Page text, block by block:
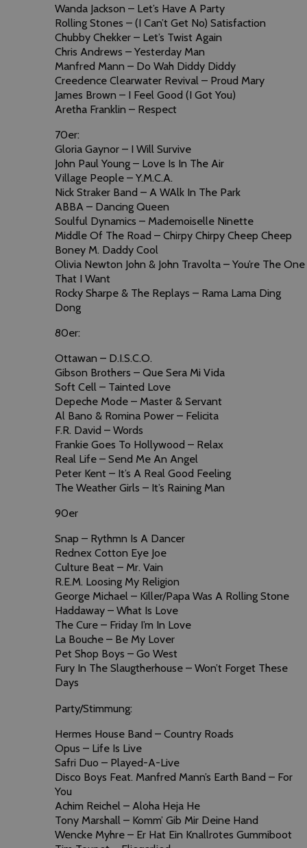
Wanda Jackson – Let’s Have A Party
Rolling Stones – (I Can’t Get No) Satisfaction
Chubby Chekker – Let’s Twist Again
Chris Andrews – Yesterday Man
Manfred Mann – Do Wah Diddy Diddy
Creedence Clearwater Revival – Proud Mary
James Brown – I Feel Good (I Got You)
Aretha Franklin – Respect
70er:
Gloria Gaynor – I Will Survive
John Paul Young – Love Is In The Air
Village People – Y.M.C.A.
Nick Straker Band – A WAlk In The Park
ABBA – Dancing Queen
Soulful Dynamics – Mademoiselle Ninette
Middle Of The Road – Chirpy Chirpy Cheep Cheep
Boney M. Daddy Cool
Olivia Newton John & John Travolta – You’re The One
That I Want
Rocky Sharpe & The Replays – Rama Lama Ding
Dong
80er:
Ottawan – D.I.S.C.O.
Gibson Brothers – Que Sera Mi Vida
Soft Cell – Tainted Love
Depeche Mode – Master & Servant
Al Bano & Romina Power – Felicita
F.R. David – Words
Frankie Goes To Hollywood – Relax
Real Life – Send Me An Angel
Peter Kent – It’s A Real Good Feeling
The Weather Girls – It’s Raining Man
90er
Snap – Rythmn Is A Dancer
Rednex Cotton Eye Joe
Culture Beat – Mr. Vain
R.E.M. Loosing My Religion
George Michael – Killer/Papa Was A Rolling Stone
Haddaway – What Is Love
The Cure – Friday I’m In Love
La Bouche – Be My Lover
Pet Shop Boys – Go West
Fury In The Slaugtherhouse – Won’t Forget These
Days
Party/Stimmung:
Hermes House Band – Country Roads
Opus – Life Is Live
Safri Duo – Played-A-Live
Disco Boys Feat. Manfred Mann’s Earth Band – For
You
Achim Reichel – Aloha Heja He
Tony Marshall – Komm’ Gib Mir Deine Hand
Wencke Myhre – Er Hat Ein Knallrotes Gummiboot